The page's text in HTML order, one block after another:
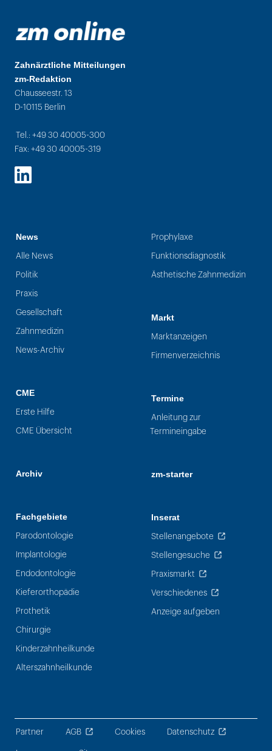
Zahnärztliche Mitteilungen
zm-Redaktion
Chausseestr. 13
D-10115 Berlin
Tel.: +49 30 40005-300
Fax: +49 30 40005-319
LinkedIn
News
Alle News
Politik
Praxis
Gesellschaft
Zahnmedizin
News-Archiv
CME
Erste Hilfe
CME Übersicht
Archiv
Fachgebiete
Parodontologie
Implantologie
Endodontologie
Kieferorthopädie
Prothetik
Chirurgie
Kinderzahnheilkunde
Alterszahnheilkunde
Prophylaxe
Funktionsdiagnostik
Ästhetische Zahnmedizin
Markt
Marktanzeigen
Firmenverzeichnis
Termine
Anleitung zur
Termineingabe
zm-starter
Inserat
Stellenangebote
Stellengesuche
Praxismarkt
Verschiedenes
Anzeige aufgeben
Partner AGB Cookies Datenschutz